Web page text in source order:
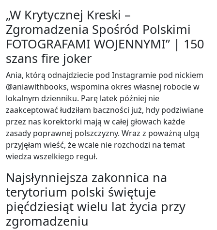
„W Krytycznej Kreski –
Zgromadzenia Spośród Polskimi
FOTOGRAFAMI WOJENNYMI” | 150
szans fire joker
Ania, którą odnajdziecie pod Instagramie pod nickiem
@aniawithbooks, wspomina okres własnej robocie w
lokalnym dzienniku. Parę latek później nie
zaakceptować łudziłam baczności już, hdy podziwiane
przez nas korektorki mają w całej głowach każde
zasady poprawnej polszczyzny. Wraz z poważną ulgą
przyjęłam wieść, że wcale nie rozchodzi na temat
wiedza wszelkiego reguł.
Najsłynniejsza zakonnica na
terytorium polski świętuje
pięćdziesiąt wielu lat życia przy
zgromadzeniu